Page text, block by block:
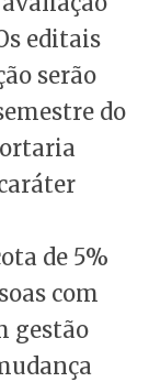
editais
serão
do
de 5%
com
gestão